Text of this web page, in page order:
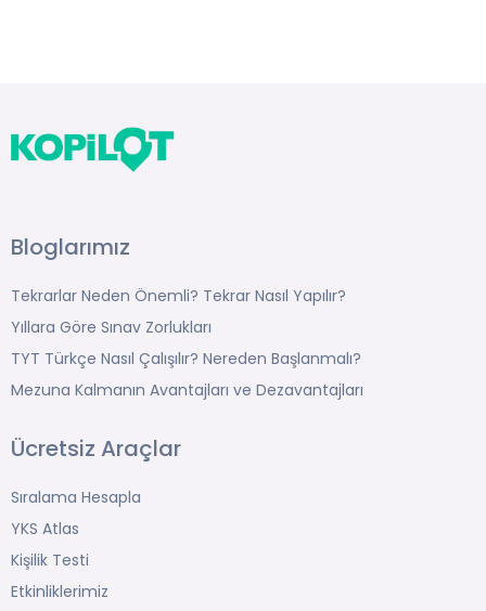
Bloglarımız
Tekrarlar Neden Önemli? Tekrar Nasıl Yapılır?
Yıllara Göre Sınav Zorlukları
TYT Türkçe Nasıl Çalışılır? Nereden Başlanmalı?
Mezuna Kalmanın Avantajları ve Dezavantajları
Ücretsiz Araçlar
Sıralama Hesapla
YKS Atlas
Kişilik Testi
Etkinliklerimiz